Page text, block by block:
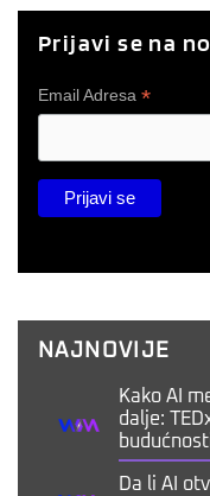
Prijavi se na
Email Adresa *
NAJNOVIJE
Kako AI
dalje:
Da li AI